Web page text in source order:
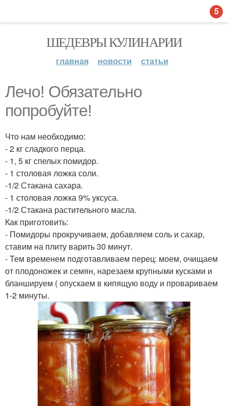
ШЕДЕВРЫ КУЛИНАРИИ
главная новости статьи
Лечо! Обязательно
попробуйте!
Что нам необходимо:
- 2 кг сладкого перца.
- 1, 5 кг спелых помидор.
- 1 столовая ложка соли.
-1/2 Стакана сахара.
- 1 столовая ложка 9% уксуса.
-1/2 Стакана растительного масла.
Как приготовить:
- Помидоры прокручиваем, добавляем соль и сахар,
ставим на плиту варить 30 минут.
- Тем временем подготавливаем перец: моем, очищаем
от плодоножек и семян, нарезаем крупными кусками и
бланшируем ( опускаем в кипящую воду и провариваем
1-2 минуты.
5